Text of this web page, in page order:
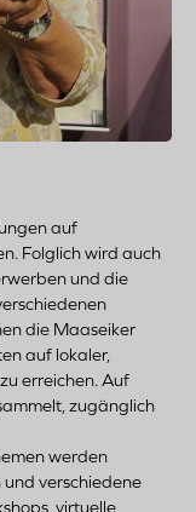
auf
Folglich wird auch
und die
die Maaseiker
auf lokaler,
erreichen. Auf
zugänglich
werden
verschiedene
virtuelle